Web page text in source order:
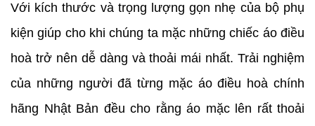
Với kích thước và trọng lượng gọn nhẹ của bộ phụ
kiện giúp cho khi chúng ta mặc những chiếc áo điều
hoà trở nên dễ dàng và thoải mái nhất. Trải nghiệm
của những người đã từng mặc áo điều hoà chính
hãng Nhật Bản đều cho rằng áo mặc lên rất thoải